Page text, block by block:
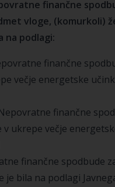
finančne
vloge, (komurkoli)
na podlagi:
finančne
večje energetske
finančne
v ukrepe večje
finančne spodbude
bila na podlagi